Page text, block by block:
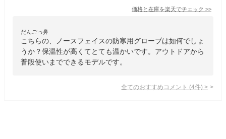
価格と在庫を楽天でチェック >>
だんごっ鼻
こちらの、ノースフェイスの防寒用グローブは如何でしょ
うか？保温性が高くてとても温かいです。アウトドアから
普段使いまでできるモデルです。
全てのおすすめコメント (4件) >